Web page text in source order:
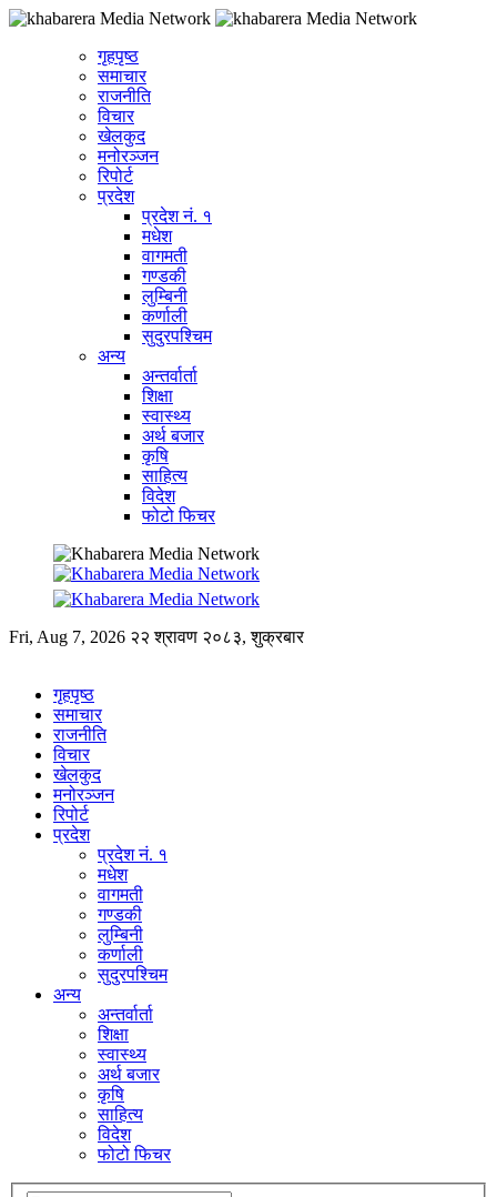
गृहपृष्ठ
समाचार
राजनीति
विचार
खेलकुद
मनोरञ्जन
रिपोर्ट
प्रदेश
प्रदेश नं. १
मधेश
वागमती
गण्डकी
लुम्बिनी
कर्णाली
सुदुरपश्चिम
अन्य
अन्तर्वार्ता
शिक्षा
स्वास्थ्य
अर्थ बजार
कृषि
साहित्य
विदेश
फोटो फिचर
Fri, Aug 7, 2026 २२ श्रावण २०८३, शुक्रबार
गृहपृष्ठ
समाचार
राजनीति
विचार
खेलकुद
मनोरञ्जन
रिपोर्ट
प्रदेश
प्रदेश नं. १
मधेश
वागमती
गण्डकी
लुम्बिनी
कर्णाली
सुदुरपश्चिम
अन्य
अन्तर्वार्ता
शिक्षा
स्वास्थ्य
अर्थ बजार
कृषि
साहित्य
विदेश
फोटो फिचर